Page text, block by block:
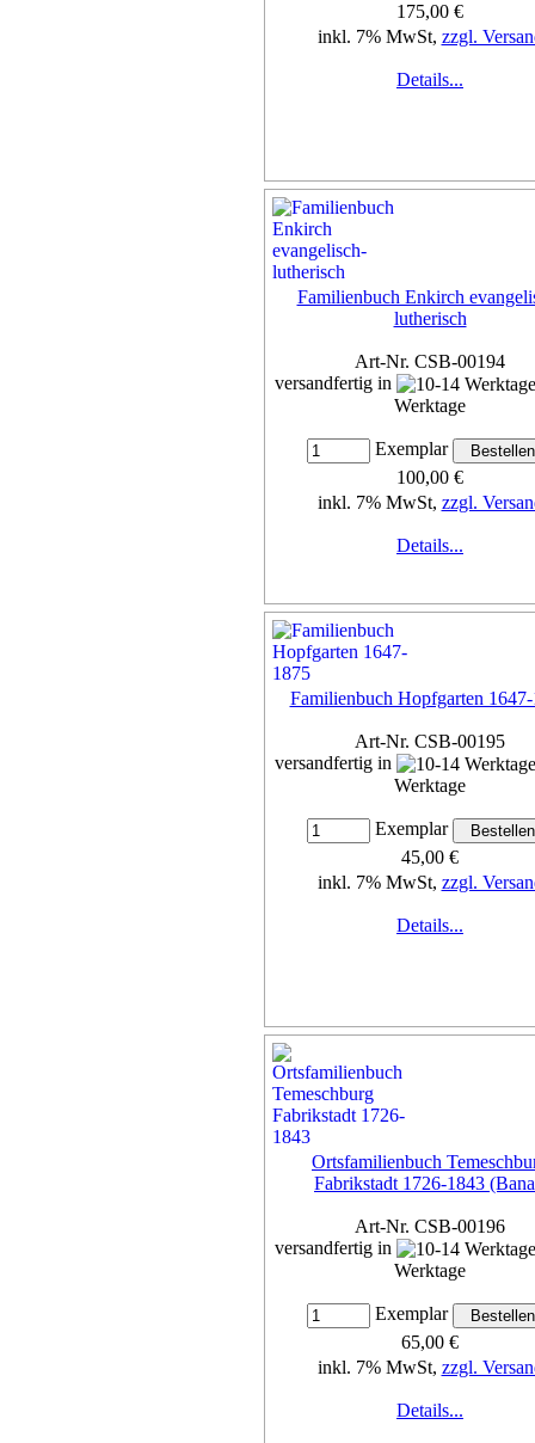
175,00 €
inkl. 7% MwSt, zzgl.
Details...
Familienbuch Enkirch
lutherisch
Art-Nr. CSB-00194
versandfertig in
Werktage
Exemplar
100,00 €
inkl. 7% MwSt, zzgl.
Details...
Familienbuch Hopfgarten
Art-Nr. CSB-00195
versandfertig in
Werktage
Exemplar
45,00 €
inkl. 7% MwSt, zzgl.
Details...
Ortsfamilienbuch
Fabrikstadt 1726-1843
Art-Nr. CSB-00196
versandfertig in
Werktage
Exemplar
65,00 €
inkl. 7% MwSt, zzgl.
Details...